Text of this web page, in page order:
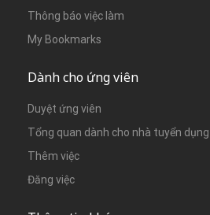
Thông báo việc làm
My Bookmarks
Dành cho ứng viên
Duyệt ứng viên
Tổng quan dành cho nhà tuyển dụng
Thêm việc
Đăng việc